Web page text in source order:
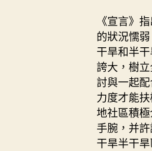
《宣言》
的狀況懦
干旱和半
誇大，樹
討與一起
力度才能
地社區積
手腕，并
干旱半干